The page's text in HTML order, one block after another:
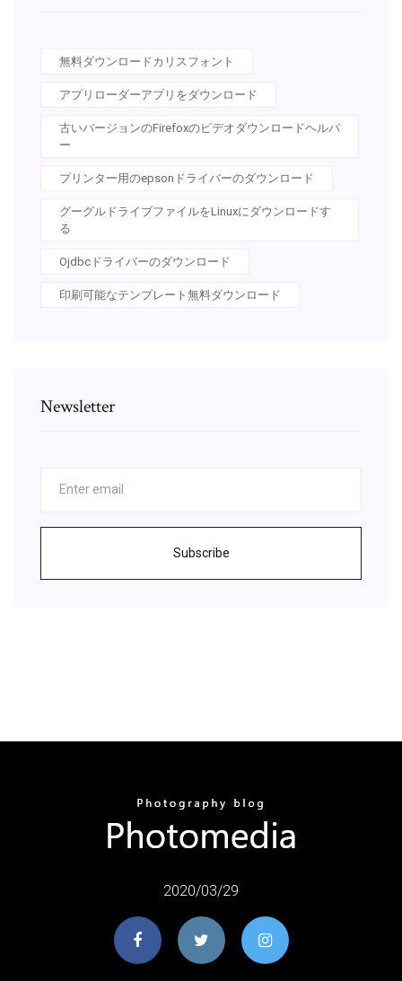
無料ダウンロードカリスフォント
アプリローダーアプリをダウンロード
古いバージョンのFirefoxのビデオダウンロードヘルパ
ー
プリンター用のepsonドライバーのダウンロード
グーグルドライブファイルをLinuxにダウンロードす
る
Ojdbcドライバーのダウンロード
印刷可能なテンプレート無料ダウンロード
Newsletter
Subscribe
2020/03/29